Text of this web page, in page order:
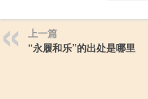
上一篇
“永履和乐”的出处是哪里